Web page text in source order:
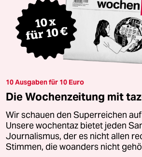
10 Ausgaben für 10 Euro
Die Wochenzeitung mit
Wir schauen den Superreichen
Unsere wochentaz bietet jeden
Journalismus, der es nicht allen
Stimmen, die woanders nicht